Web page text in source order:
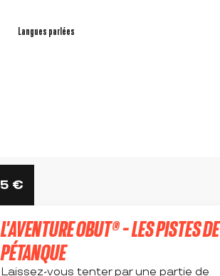
Langues parlées
Langues parlées
5 €
L'AVENTURE OBUT® - LES PISTES DE
PÉTANQUE
Laissez-vous tenter par une partie de